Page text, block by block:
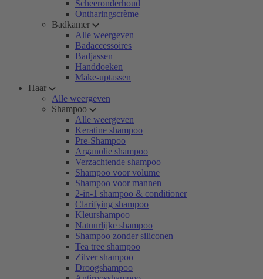
Scheeronderhoud
Ontharingscrème
Badkamer
Alle weergeven
Badaccessoires
Badjassen
Handdoeken
Make-uptassen
Haar
Alle weergeven
Shampoo
Alle weergeven
Keratine shampoo
Pre-Shampoo
Arganolie shampoo
Verzachtende shampoo
Shampoo voor volume
Shampoo voor mannen
2-in-1 shampoo & conditioner
Clarifying shampoo
Kleurshampoo
Natuurlijke shampoo
Shampoo zonder siliconen
Tea tree shampoo
Zilver shampoo
Droogshampoo